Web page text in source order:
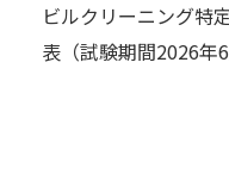
ビルクリーニング特
表（試験期間2026年